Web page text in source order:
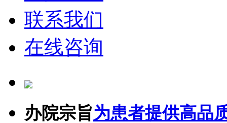
联系我们
在线咨询
办院宗旨为患者提供高品